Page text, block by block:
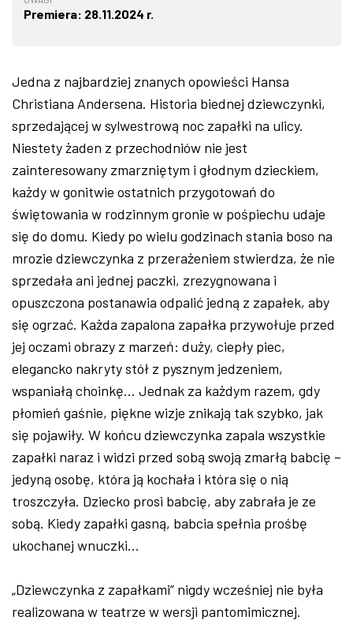
Premiera: 28.11.2024 r.
Jedna z najbardziej znanych opowieści Hansa
Christiana Andersena. Historia biednej dziewczynki,
sprzedającej w sylwestrową noc zapałki na ulicy.
Niestety żaden z przechodniów nie jest
zainteresowany zmarzniętym i głodnym dzieckiem,
każdy w gonitwie ostatnich przygotowań do
świętowania w rodzinnym gronie w pośpiechu udaje
się do domu. Kiedy po wielu godzinach stania boso na
mrozie dziewczynka z przerażeniem stwierdza, że nie
sprzedała ani jednej paczki, zrezygnowana i
opuszczona postanawia odpalić jedną z zapałek, aby
się ogrzać. Każda zapalona zapałka przywołuje przed
jej oczami obrazy z marzeń: duży, ciepły piec,
elegancko nakryty stół z pysznym jedzeniem,
wspaniałą choinkę… Jednak za każdym razem, gdy
płomień gaśnie, piękne wizje znikają tak szybko, jak
się pojawiły. W końcu dziewczynka zapala wszystkie
zapałki naraz i widzi przed sobą swoją zmarłą babcię –
jedyną osobę, która ją kochała i która się o nią
troszczyła. Dziecko prosi babcię, aby zabrała je ze
sobą. Kiedy zapałki gasną, babcia spełnia prośbę
ukochanej wnuczki…
„Dziewczynka z zapałkami” nigdy wcześniej nie była
realizowana w teatrze w wersji pantomimicznej.